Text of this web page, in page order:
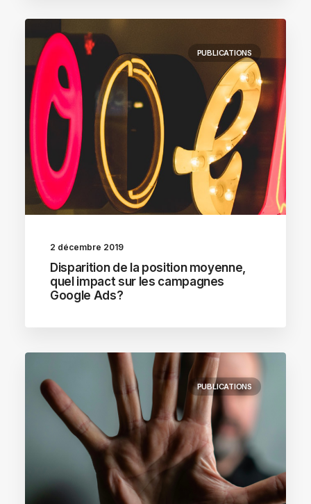
PUBLICATIONS
2 décembre 2019
Disparition de la position moyenne,
quel impact sur les campagnes
Google Ads?
PUBLICATIONS